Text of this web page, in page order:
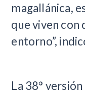
magallánica,
que viven con
entorno”,
La 38°